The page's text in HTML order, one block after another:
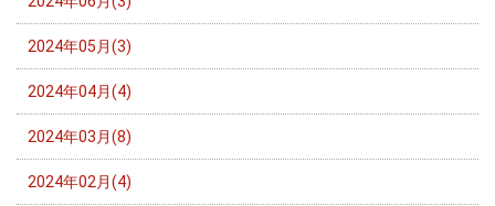
2024年05月(3)
2024年04月(4)
2024年03月(8)
2024年02月(4)